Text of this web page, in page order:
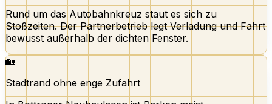
Rund um das Autobahnkreuz staut es sich zu
Stoßzeiten. Der Partnerbetrieb legt Verladung und Fahrt
bewusst außerhalb der dichten Fenster.
🏡
Stadtrand ohne enge Zufahrt